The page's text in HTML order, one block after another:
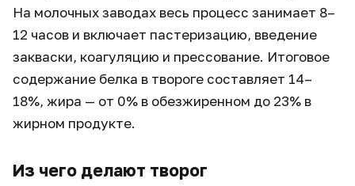
На молочных заводах весь процесс занимает 8–
12 часов и включает пастеризацию, введение
закваски, коагуляцию и прессование. Итоговое
содержание белка в твороге составляет 14–
18%, жира — от 0% в обезжиренном до 23% в
жирном продукте.
Из чего делают творог